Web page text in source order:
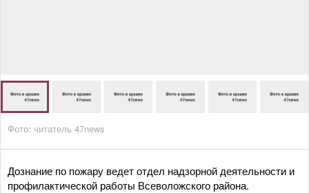
Фото: читатель 47news
Дознание по пожару ведет отдел надзорной деятельности и
профилактической работы Всеволожского района.